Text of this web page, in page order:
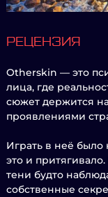
РЕЦЕНЗИЯ
Otherskin — это
лица, где
сюжет держится
проявлениями
Играть в неё
это и
тени будто
собственные